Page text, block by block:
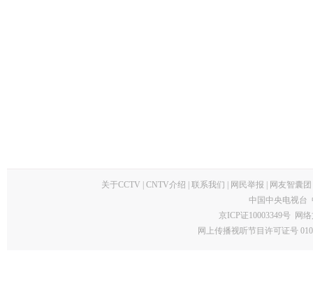
关于CCTV CNTV介绍 联系我们 网民举报 网友智囊团
中国中央电视台
京ICP证10003349号
网
网上传播视听节目许可证号